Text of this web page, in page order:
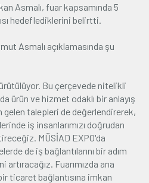
Asmalı, fuar kapsamında 5
hedeflediklerini belirtti.
Asmalı açıklamasında şu
Bu çerçevede nitelikli
ürün ve hizmet odaklı bir anlayış
gelen talepleri de değerlendirerek,
iş insanlarımızı doğrudan
MÜSİAD EXPO'da
de iş bağlantılarını bir adım
Fuarımızda ana
ticaret bağlantısına imkan